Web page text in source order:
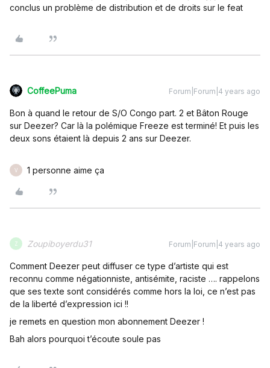
conclus un problème de distribution et de droits sur le feat
CoffeePuma Forum|Forum|4 years ago
Bon à quand le retour de S/O Congo part. 2 et Bâton Rouge
sur Deezer? Car là la polémique Freeze est terminé! Et puis les
deux sons étaient là depuis 2 ans sur Deezer.
V 1 personne aime ça
Z Zoupiboyerdu31 Forum|Forum|4 years ago
Comment Deezer peut diffuser ce type d’artiste qui est
reconnu comme négationniste, antisémite, raciste …. rappelons
que ses texte sont considérés comme hors la loi, ce n’est pas
de la liberté d’expression ici !!
je remets en question mon abonnement Deezer !
Bah alors pourquoi t’écoute soule pas